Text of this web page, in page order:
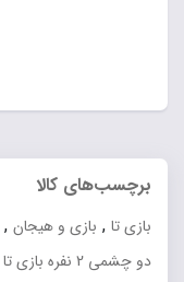
برچسب‌های کالا
بازی تا , بازی و هیجان ,
دو چشمی 2 نفره بازی تا